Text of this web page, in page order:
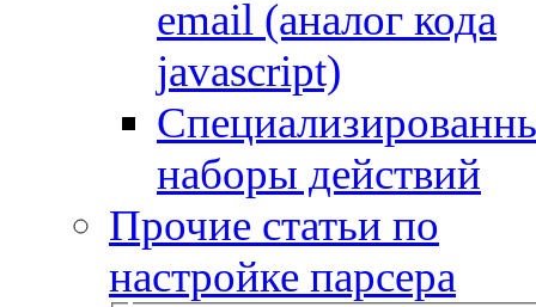
email (аналог кода
javascript)
наборы действий
Прочие статьи по
настройке парсера